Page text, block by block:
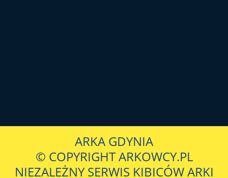
ARKA GDYNIA
© COPYRIGHT ARKOWCY.PL
NIEZALEŻNY SERWIS KIBICÓW ARKI